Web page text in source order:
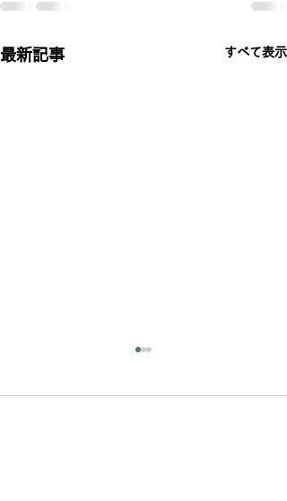
最新記事 すべて表示